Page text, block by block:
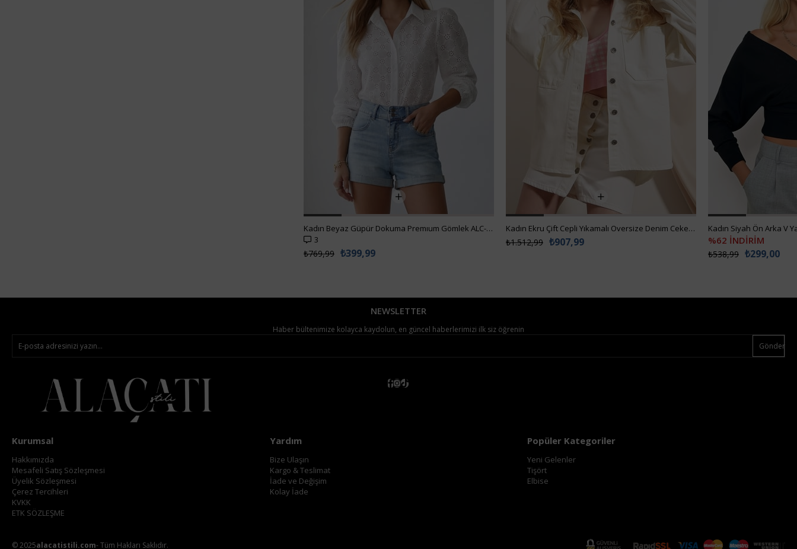
Kadın Beyaz Güpür Dokuma Premıum Gömlek ALC-X4366
3
₺399,99
₺769,99
Kadın Ekru Çift Cepli Yıkamalı Oversize Denim Ceket ALC-X8152
₺907,99
₺1.512,99 %62 İNDİRİM
₺299,00
₺538,99
NEWSLETTER
Haber bültenimize kolayca kaydolun, en güncel haberlerimizi ilk siz öğrenin
Gönder
Kurumsal
Hakkımızda
Mesafeli Satış Sözleşmesi
Üyelik Sözleşmesi
Çerez Tercihleri
KVKK
ETK SÖZLEŞME
Yardım
Bize Ulaşın
Kargo & Teslimat
İade ve Değişim
Kolay İade
Popüler Kategoriler
Yeni Gelenler
Tişört
Elbise
© 2025alacatistili.com- Tüm Hakları Saklıdır.